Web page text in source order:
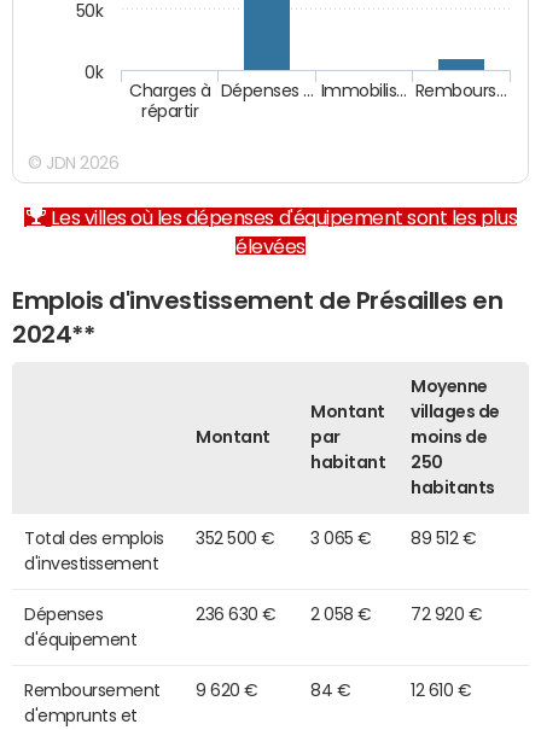
Charges à
répartir
Dépenses … Immobilis… Rembours…
0k
50k
© JDN 2026
Les villes où les dépenses d'équipement sont les plus
élevées
Emplois d'investissement de Présailles en
2024**
Montant
Montant
par
habitant
Moyenne
villages de
moins de
250
habitants
Total des emplois
d'investissement
352 500 € 3 065 € 89 512 €
Dépenses
d'équipement
236 630 € 2 058 € 72 920 €
Remboursement
d'emprunts et
9 620 € 84 € 12 610 €